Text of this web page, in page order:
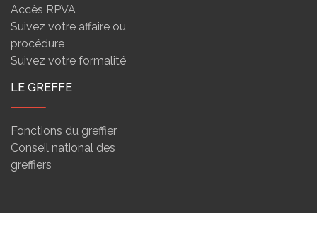
Accès RPVA
Suivez votre affaire ou
procédure
Suivez votre formalité
LE GREFFE
Fonctions du greffier
Conseil national des
greffiers